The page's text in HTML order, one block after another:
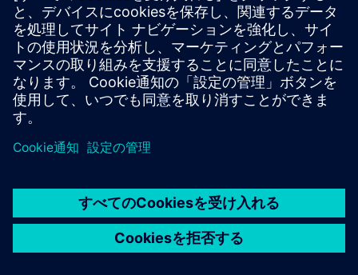
Siemens Advanta タは、関連するDAAIのユースケースを業
務に実装するための実用的でROIに焦点を当てたアプロー
チをクライアントに提供します。産業グレードのAIの専門
知識と、シーメンスDigital Industries ズの業界ノウハウと
ソリューションを組み合わせることで、独自のエンドツー
エンドのIoT実装アプローチを提供します。
詳細情報